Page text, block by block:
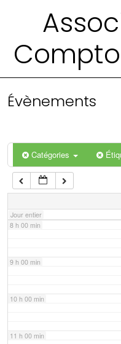
Évènements
Catégories
Jour entier
4 h 00 min
6 h 00 min
7 h 00 min
8 h 00 min
9 h 00 min
10 h 00 min
11 h 00 min